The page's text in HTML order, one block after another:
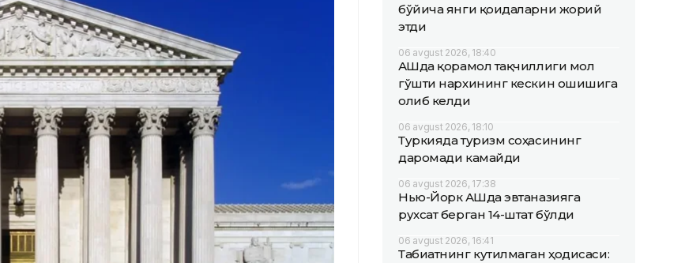
бўйича янги қоидаларни жорий
этди
06 avgust 2026, 18:40
АҚШда қорамол тақчиллиги мол
гўшти нархининг кескин ошишига
олиб келди
06 avgust 2026, 18:10
Туркияда туризм соҳасининг
даромади камайди
06 avgust 2026, 17:38
Нью-Йорк АҚШда эвтаназияга
рухсат берган 14-штат бўлди
06 avgust 2026, 16:41
Табиатнинг кутилмаган ҳодисаси: